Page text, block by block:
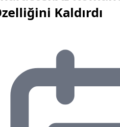
Kaldırdı